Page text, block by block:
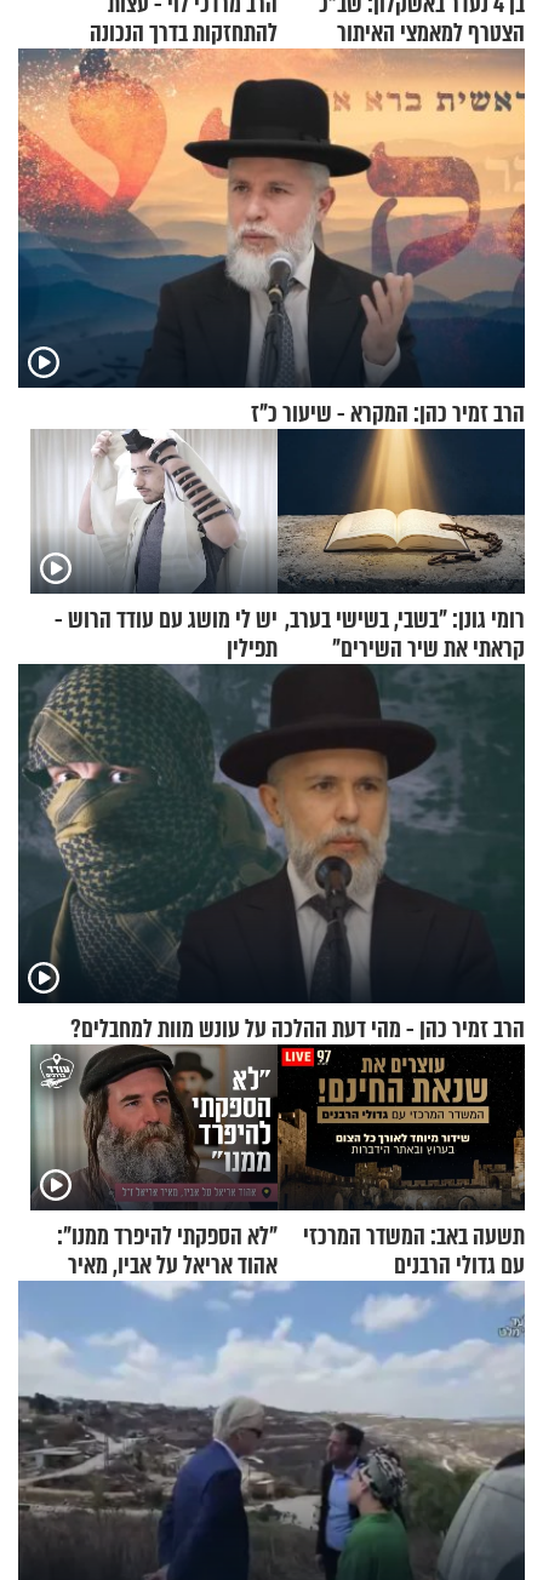
הצטרף למאמצי האיתור
להתחזקות בדרך הנכונה
הרב זמיר כהן: המקרא - שיעור כ"ז
רומי גונן: "בשבי, בשישי בערב,
קראתי את שיר השירים"
יש לי מושג עם עודד הרוש -
תפילין
הרב זמיר כהן - מהי דעת ההלכה על עונש מוות למחבלים?
תשעה באב: המשדר המרכזי
עם גדולי הרבנים
"לא הספקתי להיפרד ממנו":
אהוד אריאל על אביו, מאיר
אריאל ז"ל